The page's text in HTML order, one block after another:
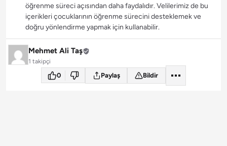
öğrenme süreci açısından daha faydalıdır. Velilerimiz de bu
içerikleri çocuklarının öğrenme sürecini desteklemek ve
doğru yönlendirme yapmak için kullanabilir.
Mehmet Ali Taş
1 takipçi
0 Paylaş Bildir